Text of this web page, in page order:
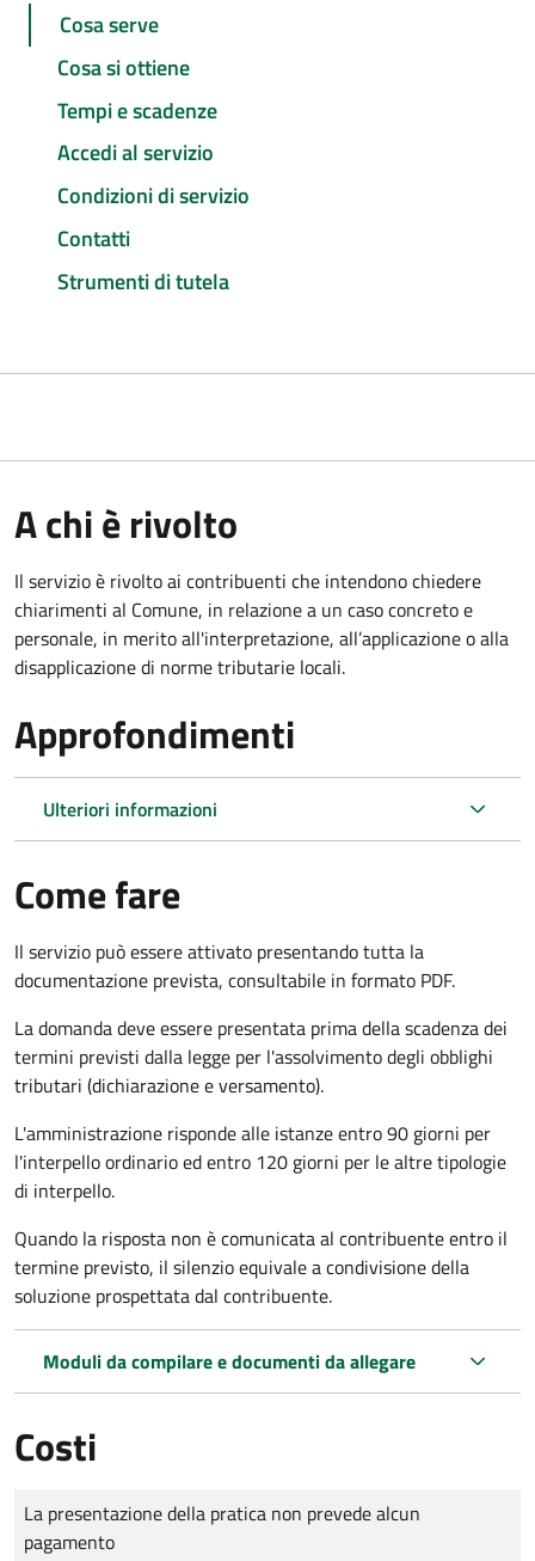
Cosa serve
Cosa si ottiene
Tempi e scadenze
Accedi al servizio
Condizioni di servizio
Contatti
Strumenti di tutela
A chi è rivolto
Il servizio è rivolto ai contribuenti che intendono chiedere
chiarimenti al Comune, in relazione a un caso concreto e
personale, in merito all'interpretazione, all’applicazione o alla
disapplicazione di norme tributarie locali.
Approfondimenti
Ulteriori informazioni
Come fare
Il servizio può essere attivato presentando tutta la
documentazione prevista, consultabile in formato PDF.
La domanda deve essere presentata prima della scadenza dei
termini previsti dalla legge per l'assolvimento degli obblighi
tributari (dichiarazione e versamento).
L'amministrazione risponde alle istanze entro 90 giorni per
l'interpello ordinario ed entro 120 giorni per le altre tipologie
di interpello.
Quando la risposta non è comunicata al contribuente entro il
termine previsto, il silenzio equivale a condivisione della
soluzione prospettata dal contribuente.
Moduli da compilare e documenti da allegare
Costi
Tipo di pagamento
Importo
La presentazione della pratica non prevede alcun
pagamento